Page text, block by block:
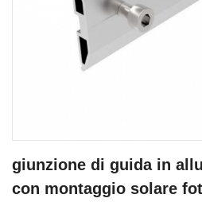
giunzione di guida in
con montaggio solare